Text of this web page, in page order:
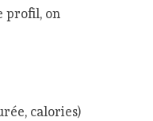
profil, on
calories)